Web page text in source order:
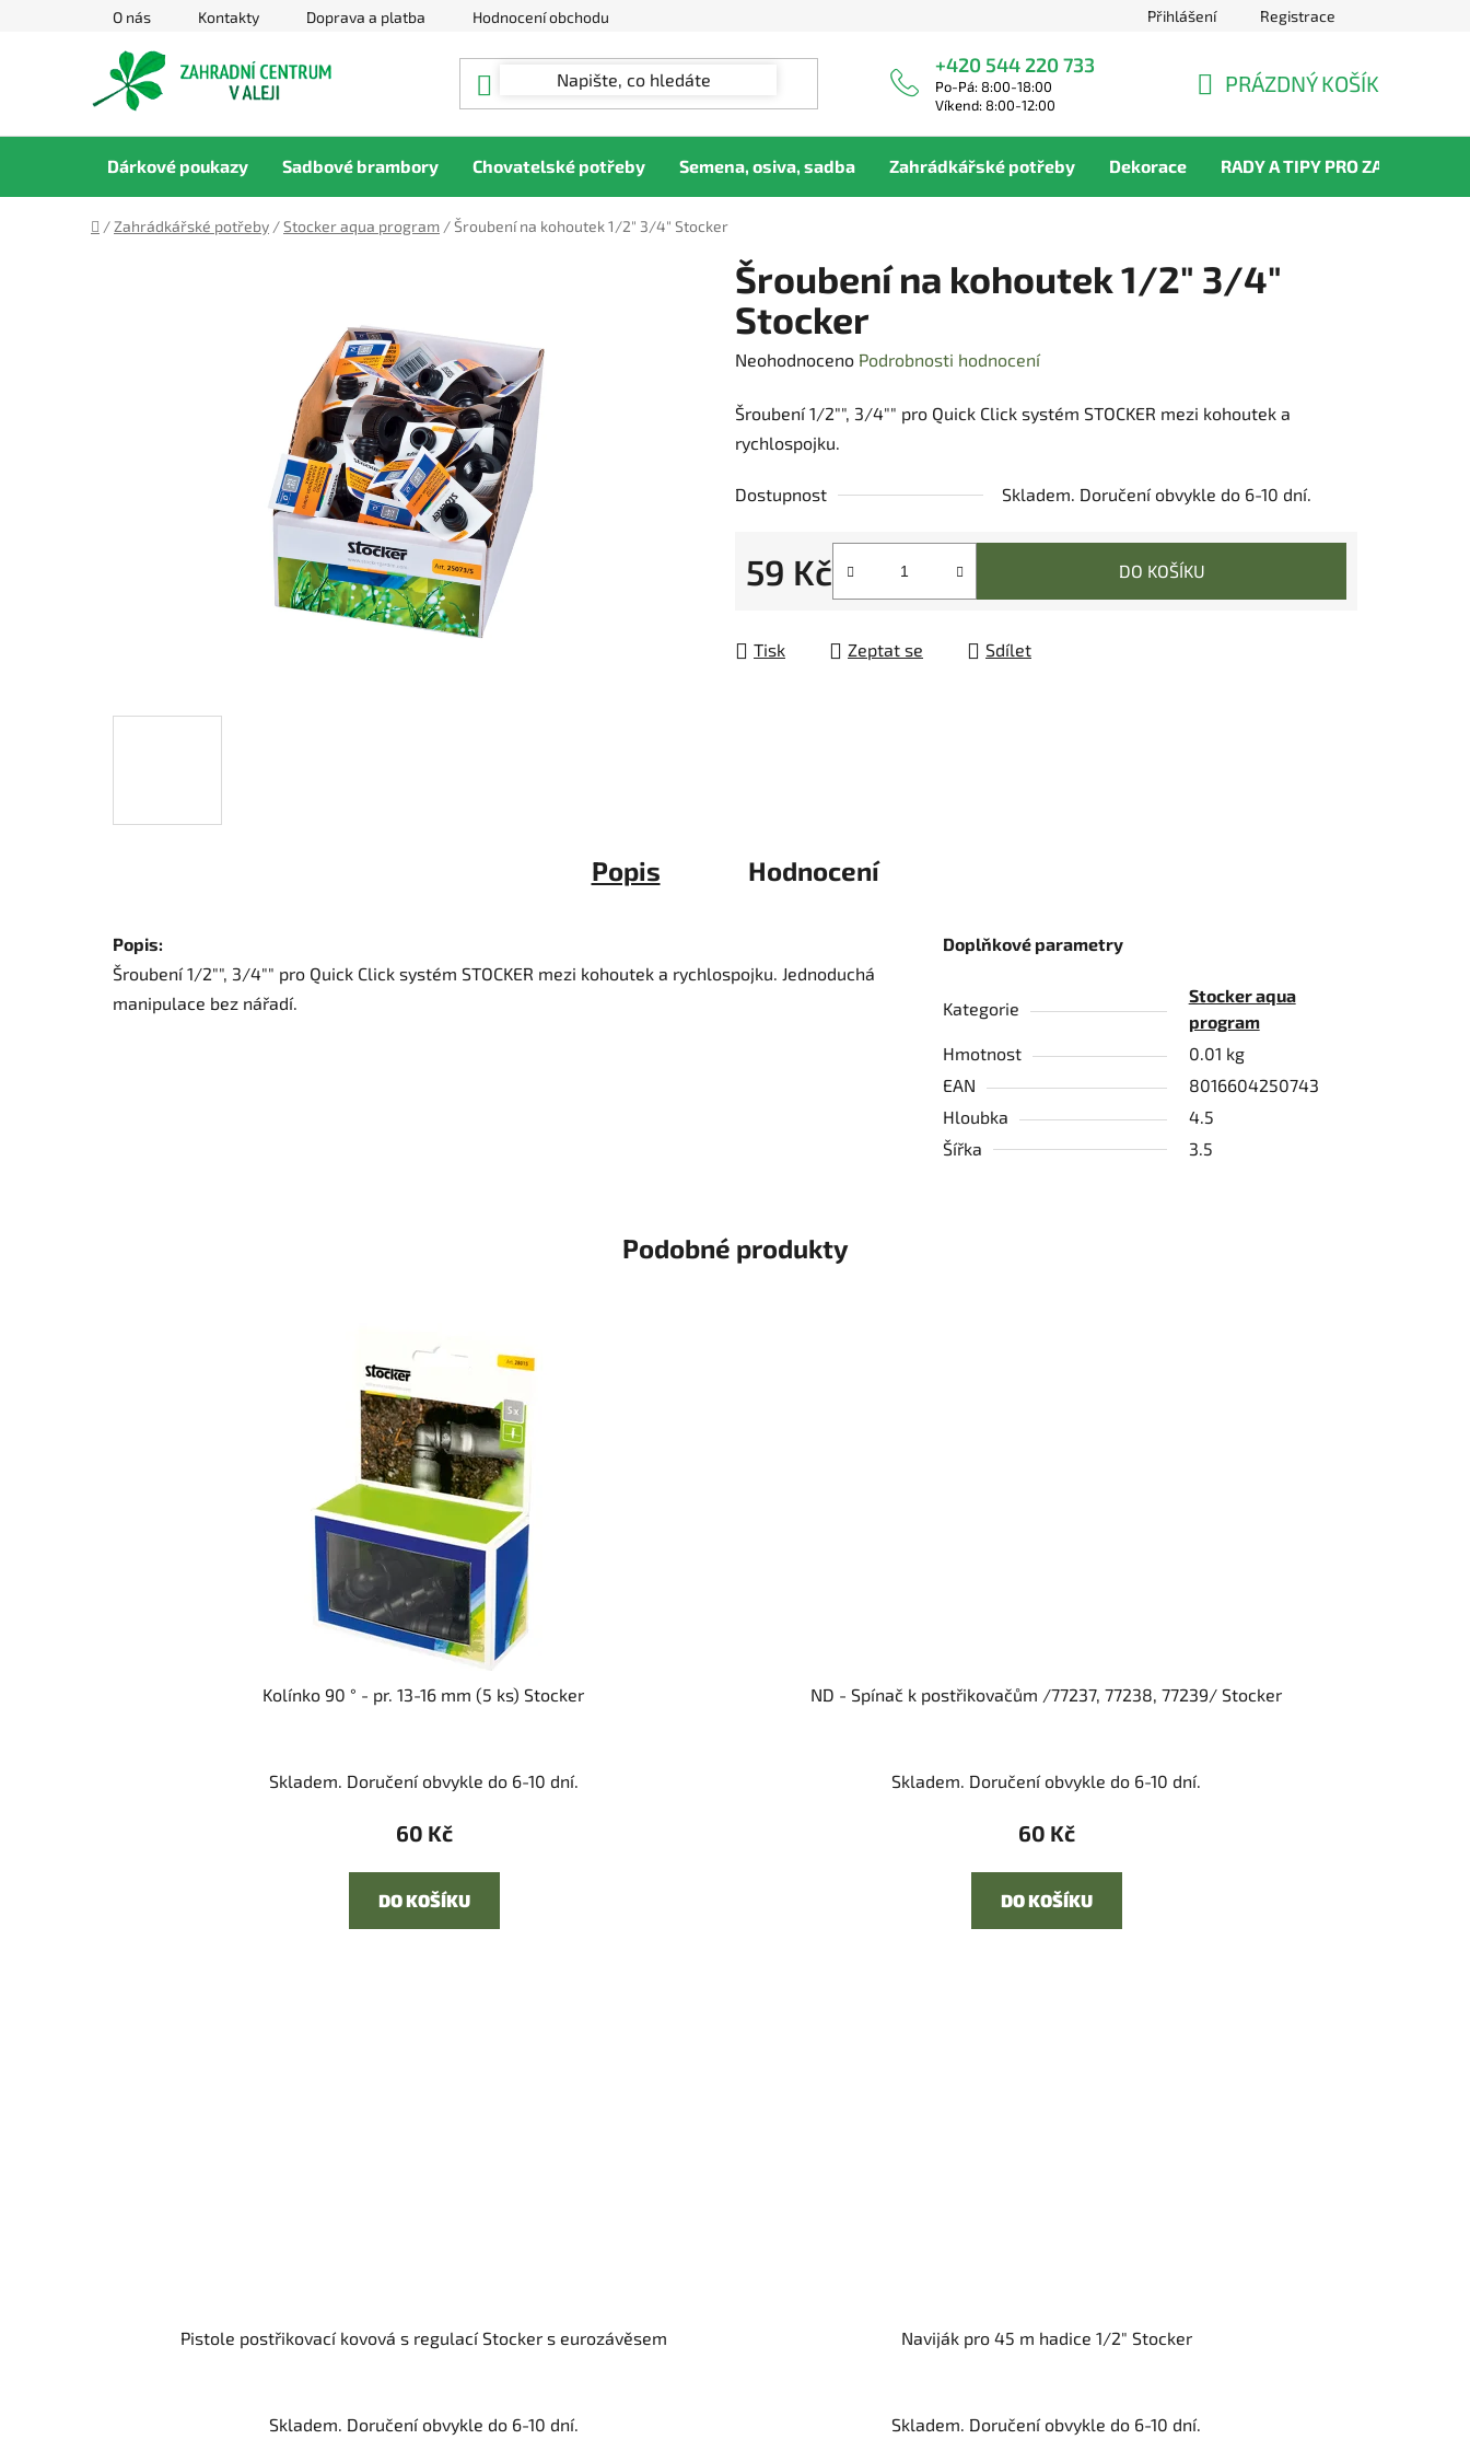
O nás Kontakty Doprava a platba Hodnocení obchodu Přihlášení Registrace
+420 544 220 733
Po-Pá: 8:00-18:00
Víkend: 8:00-12:00
KOŠÍK
PRÁZDNÝ KOŠÍK
Dárkové poukazy Sadbové brambory Chovatelské potřeby Semena, osiva, sadba Zahrádkářské potřeby Dekorace RADY A TIPY PRO ZAHRADNÍKY
Domů
/ Zahrádkářské potřeby /Stocker aqua program /Šroubení na kohoutek 1/2" 3/4" Stocker
Šroubení na kohoutek 1/2" 3/4"
Stocker
Průměrné
produktu
je
z
hvězdiček.
Neohodnoceno Podrobnosti hodnocení
Šroubení 1/2"", 3/4"" pro Quick Click systém STOCKER mezi kohoutek a
rychlospojku.
Dostupnost Skladem. Doručení obvykle do 6-10 dní.
59 Kč
Měrná cena:
DO KOŠÍKU
Tisk Zeptat se Sdílet
Popis Hodnocení
Popis:
Šroubení 1/2"", 3/4"" pro Quick Click systém STOCKER mezi kohoutek a rychlospojku. Jednoduchá
manipulace bez nářadí.
Doplňkové parametry
Kategorie
Stocker aqua
program
Hmotnost
0.01 kg
EAN
8016604250743
Hloubka
4.5
Šířka
3.5
Podobné produkty
Kolínko 90 ° - pr. 13-16 mm (5 ks) Stocker
Skladem. Doručení obvykle do 6-10 dní.
60 Kč
DO KOŠÍKU
ND - Spínač k postřikovačům /77237, 77238, 77239/ Stocker
Skladem. Doručení obvykle do 6-10 dní.
60 Kč
DO KOŠÍKU
Pistole postřikovací kovová s regulací Stocker s eurozávěsem
Skladem. Doručení obvykle do 6-10 dní.
Naviják pro 45 m hadice 1/2" Stocker
Skladem. Doručení obvykle do 6-10 dní.